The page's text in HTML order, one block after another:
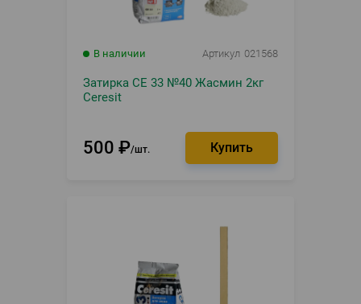
В наличии Артикул 021568
Затирка CE 33 №40 Жасмин 2кг
Ceresit
500 ₽ шт.